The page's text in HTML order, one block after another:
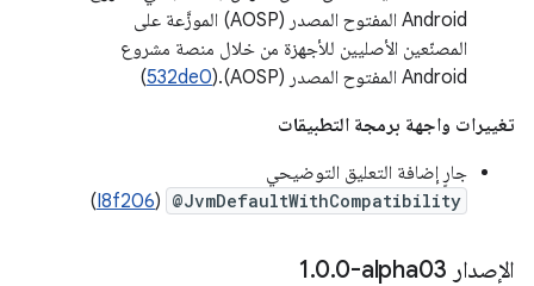
Android المفتوح المصدر (AOSP) الموزَّعة على
المصنّعين الأصليين للأجهزة من خلال منصة مشروع
Android المفتوح المصدر (AOSP).‏(
532de0
)
تغييرات واجهة برمجة التطبيقات
جارٍ إضافة التعليق التوضيحي
@JvmDefaultWithCompatibility
(
I8f206
)
الإصدار ‎1 .0.0-alpha03